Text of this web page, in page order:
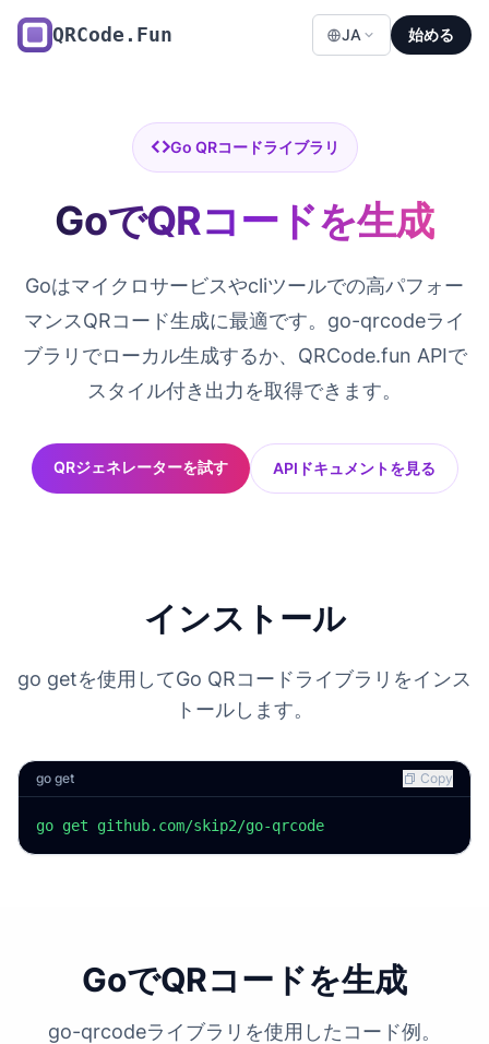
QRCode.Fun JA 始める
Go QRコードライブラリ
GoでQRコードを生成
Goはマイクロサービスやcliツールでの高パフォー
マンスQRコード生成に最適です。go-qrcodeライ
ブラリでローカル生成するか、QRCode.fun APIで
スタイル付き出力を取得できます。
QRジェネレーターを試す APIドキュメントを見る
インストール
go getを使用してGo QRコードライブラリをインス
トールします。
go get Copy
go get github.com/skip2/go-qrcode
GoでQRコードを生成
go-qrcodeライブラリを使用したコード例。